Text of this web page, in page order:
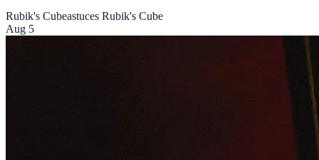
Rubik's Cubeastuces Rubik's Cube
Aug 5